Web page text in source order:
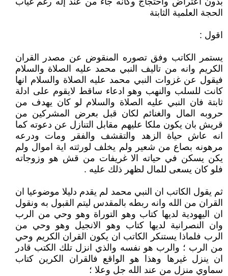
الحجة العلمية الثابتة
اقول :
يستمر الكاتب وفق تصوره المنقوض عن مصدر القران
الكريم وانه من تاليف النبي محمد عليه الصلاة والسلام
فيقول عن غزوات النبي محمد عليه الصلاة والسلام انها
كانت للسلب والنهب وهو ادعاء ساقط لايقوم على ادلة
ثابتة فان النبي عليه الصلاة والسلام لو كان يهدف من
حروبه المال والغنائم لكان قبل بعرض المشركين من
قريش بان يكون ملكا عليهم مقابل التنازل عن دعوته كما
انه عاش حياة الزهد والتقشف والفقر ومات ودرعه
مرهونه بصاع من شعير ولم يخلف لورثته اية اموال ولم
يكن يسكن في حياته الا غريفات من قش هو وزوجاته
فلو كان يسعى للمال لظهر ذلك عليه .
ثم يقول الكاتب ان النبي محمد لم يقدم دليلا موضوعيا ان
القران من الله وانه ربطه بالمقدس ليتم القبول به ونقول
ان اليهودية لديها كتاب وهو التوراة وهو وحي من الرب
وان النصرانية لديها كتاب وهو الانجيل وهو وحي من
الرب فلماذا يستنكر الكاتب ان يكون القران الكريم وحي
من الرب ؛ والرب هو نفسه والذي انزل تلك الكتب قادر
ان ينزل غيرها وهذا هو الواقع فالقران الكرين كتاب
سماوي منزل من عند الله جل وعلا ؛